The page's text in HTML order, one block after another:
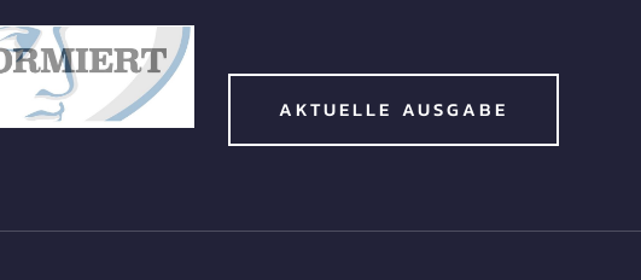
AKTUELLE AUSGABE